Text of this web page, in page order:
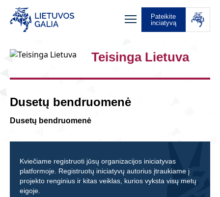
Pateikite
inciatyvą
Teisinga Lietuva
Dusetų bendruomenė
Dusetų bendruomenė
Kviečiame registruoti jūsų organizacijos iniciatyvas
platformoje. Registruotų iniciatyvų autorius įtraukiame į
projekto renginius ir kitas veiklas, kurios vyksta visų metų
eigoje.